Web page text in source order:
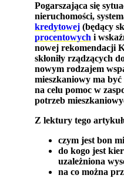
Pogarszająca się
nieruchomości,
kredytowej (będący
procentowych i
nowej rekomendacji
skłoniły rządzących
nowym rodzajem
mieszkaniowy ma być
na celu pomoc w
potrzeb
Z lektury tego
czym jest bon
do kogo jest
uzależniona
na co można